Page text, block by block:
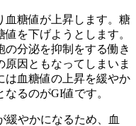
血糖値が上昇します。糖
を下げようとします。
分泌を抑制をする働き
因ともなってしまいま
は血糖値の上昇を緩やか
なるのがGI値です。
緩やかになるため、血